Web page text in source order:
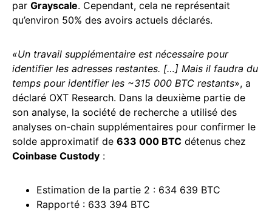
par Grayscale. Cependant, cela ne représentait
qu’environ 50% des avoirs actuels déclarés.
«Un travail supplémentaire est nécessaire pour
identifier les adresses restantes. […] Mais il faudra du
temps pour identifier les ~315 000 BTC restants», a
déclaré OXT Research. Dans la deuxième partie de
son analyse, la société de recherche a utilisé des
analyses on-chain supplémentaires pour confirmer le
solde approximatif de 633 000 BTC détenus chez
Coinbase Custody :
Estimation de la partie 2 : 634 639 BTC
Rapporté : 633 394 BTC